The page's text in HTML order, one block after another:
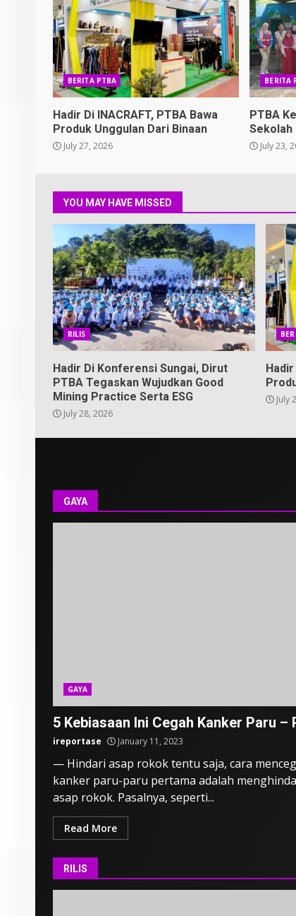
BERITA PTBA
Hadir Di INACRAFT, PTBA Bawa
Produk Unggulan Dari Binaan
July 27, 2026
BERITA
PTBA
Sekolah
July 23,
YOU MAY HAVE MISSED
RILIS
Hadir Di Konferensi Sungai, Dirut
PTBA Tegaskan Wujudkan Good
Mining Practice Serta ESG
July 28, 2026
Hadir
July
GAYA
GAYA
5 Kebiasaan Ini Cegah Kanker Paru –
ireportase January 11, 2023
— Hindari asap rokok tentu saja, cara
kanker paru-paru pertama adalah
asap rokok. Pasalnya, seperti...
Read More
RILIS